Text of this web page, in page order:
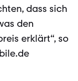
dass sich
den
erklärt“, so